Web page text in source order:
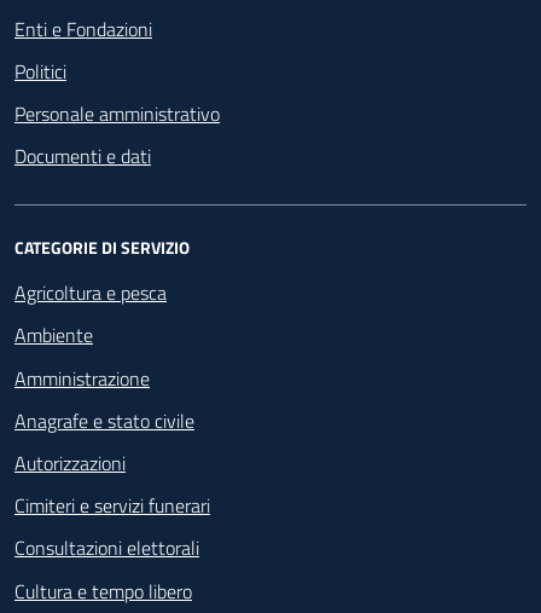
Enti e Fondazioni
Politici
Personale amministrativo
Documenti e dati
CATEGORIE DI SERVIZIO
Agricoltura e pesca
Ambiente
Amministrazione
Anagrafe e stato civile
Autorizzazioni
Cimiteri e servizi funerari
Consultazioni elettorali
Cultura e tempo libero